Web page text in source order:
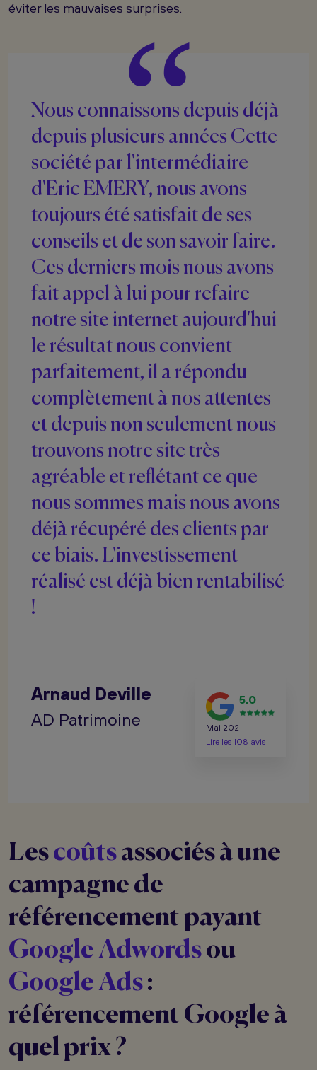
éviter les mauvaises surprises.
“
Nous connaissons depuis déjà
depuis plusieurs années Cette
société par l'intermédiaire
d'Eric EMERY, nous avons
toujours été satisfait de ses
conseils et de son savoir faire.
Ces derniers mois nous avons
fait appel à lui pour refaire
notre site internet aujourd'hui
le résultat nous convient
parfaitement, il a répondu
complètement à nos attentes
et depuis non seulement nous
trouvons notre site très
agréable et reflétant ce que
nous sommes mais nous avons
déjà récupéré des clients par
ce biais. L'investissement
réalisé est déjà bien rentabilisé
!
Arnaud Deville
AD Patrimoine
5.0
Mai 2021
Lire les 108 avis
Lescoûtsassociés à une
campagne de
référencement payant
Google Adwordsou
Google Ads:
référencement Google à
quel prix ?